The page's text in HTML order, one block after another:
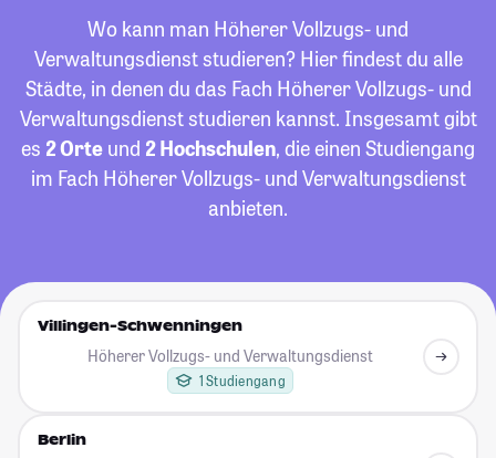
Wo kann man Höherer Vollzugs- und
Verwaltungsdienst studieren? Hier findest du alle
Städte, in denen du das Fach Höherer Vollzugs- und
Verwaltungsdienst studieren kannst. Insgesamt gibt
es 2 Orte und 2 Hochschulen, die einen Studiengang
im Fach Höherer Vollzugs- und Verwaltungsdienst
anbieten.
Villingen-Schwenningen
Höherer Vollzugs- und Verwaltungsdienst
1 Studiengang
Berlin